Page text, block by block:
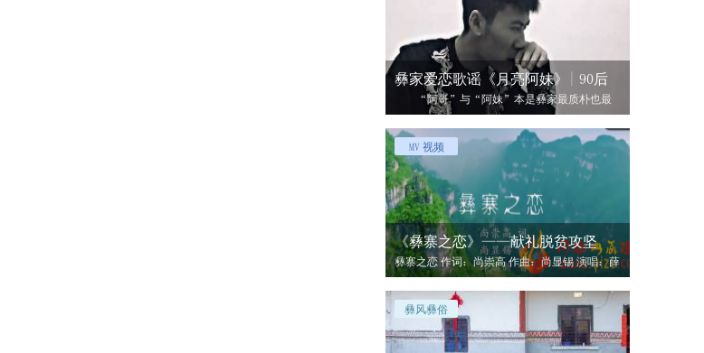
彝家爱恋歌谣《月亮阿妹》| 90后
“阿哥”与“阿妹”本是彝家最质朴也最
亲切的称呼，彝家男女的羞涩与爱恋都融于
MV 视频
《彝寨之恋》——献礼脱贫攻坚
彝寨之恋 作词：尚崇高 作曲：尚显锡 演唱：薛
鹏新 歌曲创作以小见
彝风彝俗